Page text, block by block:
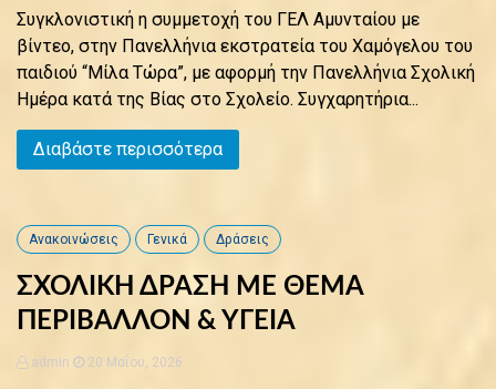
Συγκλονιστική η συμμετοχή του ΓΕΛ Αμυνταίου με
βίντεο, στην Πανελλήνια εκστρατεία του Χαμόγελου του
παιδιού “Μίλα Τώρα”, με αφορμή την Πανελλήνια Σχολική
Ημέρα κατά της Βίας στο Σχολείο. Συγχαρητήρια...
Διαβάστε περισσότερα
Ανακοινώσεις Γενικά Δράσεις
ΣΧΟΛΙΚΗ ΔΡΑΣΗ ΜΕ ΘΕΜΑ
ΠΕΡΙΒΑΛΛΟΝ & ΥΓΕΙΑ
admin 20 Μαΐου, 2026